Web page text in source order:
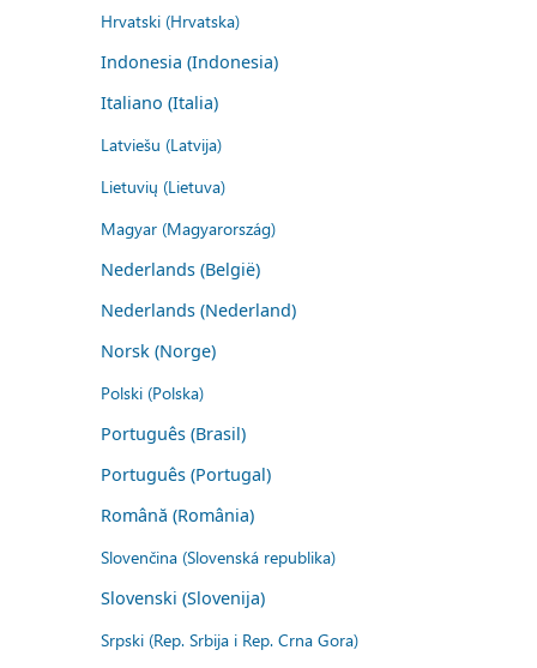
Hrvatski (Hrvatska)
Indonesia (Indonesia)
Italiano (Italia)
Latviešu (Latvija)
Lietuvių (Lietuva)
Magyar (Magyarország)
Nederlands (België)
Nederlands (Nederland)
Norsk (Norge)
Polski (Polska)
Português (Brasil)
Português (Portugal)
Română (România)
Slovenčina (Slovenská republika)
Slovenski (Slovenija)
Srpski (Rep. Srbija i Rep. Crna Gora)